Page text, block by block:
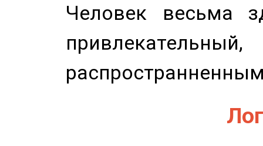
Человек весьма